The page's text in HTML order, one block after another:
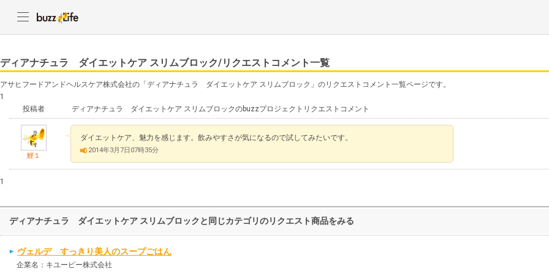
ディアナチュラ ダイエットケア スリムブロック/リクエストコメント一覧
アサヒフードアンドヘルスケア株式会社の「ディアナチュラ ダイエットケア スリムブロック」のリクエストコメント一覧ページです。
1
投稿者
ディアナチュラ ダイエットケア スリムブロックのbuzzプロジェクトリクエストコメント
鯉１
ダイエットケア、魅力を感じます。飲みやすさが気になるので試してみたいです。
2014年3月7日07時35分
1
ディアナチュラ ダイエットケア スリムブロックと同じカテゴリのリクエスト商品をみる
ヴェルデ すっきり美人のスープごはん
企業名：キユーピー株式会社